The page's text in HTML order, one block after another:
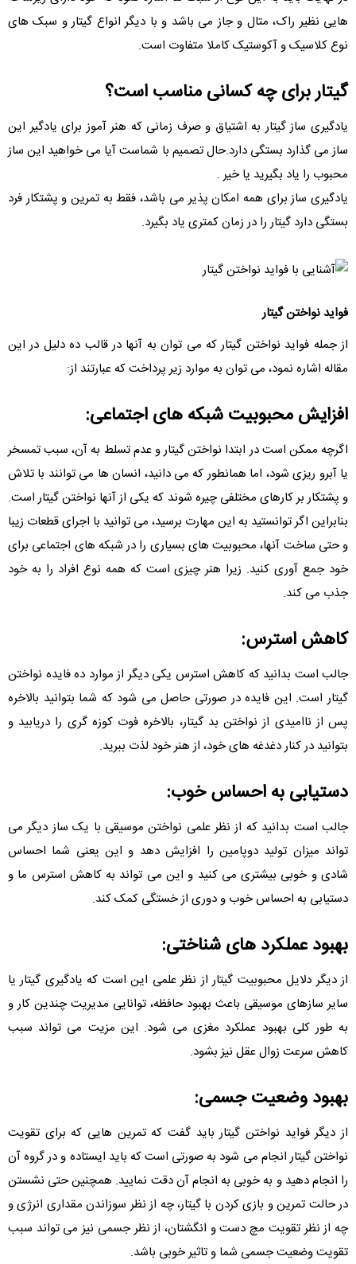
هایی نظیر راک، متال و جاز می باشد و با دیگر انواع گیتار و سبک های
نوع کلاسیک و آکوستیک کاملا متفاوت است.
گیتار برای چه کسانی مناسب است؟
یادگیری ساز گیتار به اشتیاق و صرف زمانی که هنر آموز برای یادگیر این
ساز می گذارد بستگی دارد.حال تصمیم با شماست آیا می خواهید این ساز
محبوب را یاد بگیرید یا خیر .
یادگیری ساز برای همه امکان پذیر می باشد، فقط به تمرین و پشتکار فرد
بستگی دارد گیتار را در زمان کمتری یاد بگیرد.
فواید نواختن گیتار
از جمله فواید نواختن گیتار که می توان به آنها در قالب ده دلیل در این
مقاله اشاره نمود، می توان به موارد زیر پرداخت که عبارتند از:
افزایش محبوبیت شبکه های اجتماعی:
اگرچه ممکن است در ابتدا نواختن گیتار و عدم تسلط به آن، سبب تمسخر
یا آبرو ریزی شود، اما همانطور که می دانید، انسان ها می توانند با تلاش
و پشتکار بر کارهای مختلفی چیره شوند که یکی از آنها نواختن گیتار است.
بنابراین اگر توانستید به این مهارت برسید، می توانید با اجرای قطعات زیبا
و حتی ساخت آنها، محبوبیت های بسیاری را در شبکه های اجتماعی برای
خود جمع آوری کنید. زیرا هنر چیزی است که همه نوع افراد را به خود
جذب می کند.
کاهش استرس:
جالب است بدانید که کاهش استرس یکی دیگر از موارد ده فایده نواختن
گیتار است. این فایده در صورتی حاصل می شود که شما بتوانید بالاخره
پس از ناامیدی از نواختن بد گیتار، بالاخره فوت کوزه گری را دریابید و
بتوانید در کنار دغدغه های خود، از هنر خود لذت ببرید.
دستیابی به احساس خوب:
جالب است بدانید که از نظر علمی نواختن موسیقی با یک ساز دیگر می
تواند میزان تولید دوپامین را افزایش دهد و این یعنی شما احساس
شادی و خوبی بیشتری می کنید و این می تواند به کاهش استرس ما و
دستیابی به احساس خوب و دوری از خستگی کمک کند.
بهبود عملکرد های شناختی:
از دیگر دلایل محبوبیت گیتار از نظر علمی این است که یادگیری گیتار یا
سایر سازهای موسیقی باعث بهبود حافظه، توانایی مدیریت چندین کار و
به طور کلی بهبود عملکرد مغزی می شود. این مزیت می تواند سبب
کاهش سرعت زوال عقل نیز بشود.
بهبود وضعیت جسمی:
از دیگر فواید نواختن گیتار باید گفت که تمرین هایی که برای تقویت
نواختن گیتار انجام می شود به صورتی است که باید ایستاده و در گروه آن
را انجام دهید و به خوبی به انجام آن دقت نمایید. همچنین حتی نشستن
در حالت تمرین و بازی کردن با گیتار، چه از نظر سوزاندن مقداری انرژی و
چه از نظر تقویت مچ دست و انگشتان، از نظر جسمی نیز می تواند سبب
تقویت وضعیت جسمی شما و تاثیر خوبی باشد.